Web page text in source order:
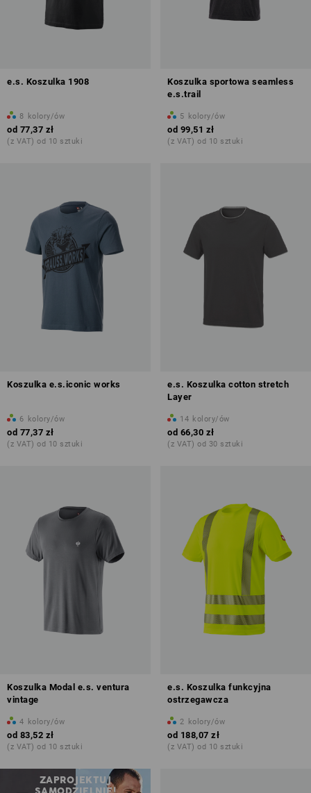
e.s. Koszulka 1908
8 kolory/ów
od 77,37 zł
(z VAT) od 10 sztuki
Koszulka sportowa seamless
e.s.trail
5 kolory/ów
od 99,51 zł
(z VAT) od 10 sztuki
Koszulka e.s.iconic works
6 kolory/ów
od 77,37 zł
(z VAT) od 10 sztuki
e.s. Koszulka cotton stretch
Layer
14 kolory/ów
od 66,30 zł
(z VAT) od 30 sztuki
Koszulka Modal e.s. ventura
vintage
4 kolory/ów
od 83,52 zł
(z VAT) od 10 sztuki
e.s. Koszulka funkcyjna
ostrzegawcza
2 kolory/ów
od 188,07 zł
(z VAT) od 10 sztuki
ZAPROJEKTUJ